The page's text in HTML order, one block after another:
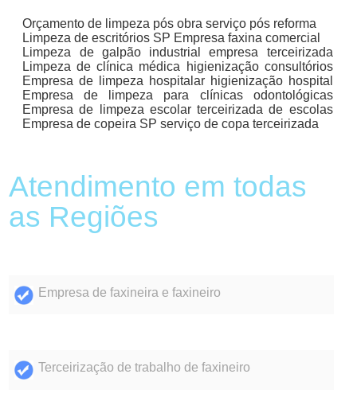
Orçamento de limpeza pós obra serviço pós reforma
Limpeza de escritórios SP Empresa faxina comercial
Limpeza de galpão industrial empresa terceirizada
Limpeza de clínica médica higienização consultórios
Empresa de limpeza hospitalar higienização hospital
Empresa de limpeza para clínicas odontológicas
Empresa de limpeza escolar terceirizada de escolas
Empresa de copeira SP serviço de copa terceirizada
Atendimento em todas
as Regiões
Empresa de faxineira e faxineiro
Terceirização de trabalho de faxineiro